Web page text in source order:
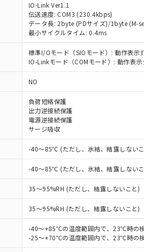
IO-Link Ver1.1
伝送速度: COM3 (230.4kbps)
データ長: 2byte (PDサイズ)/1byte (M-
最小サイクルタイム: 0.4ms
標準I/Oモード（SIOモード）: 動作表示灯(
IO-Linkモード（COMモード）: 動作表示
NO
負荷短絡保護
出力逆接続保護
電源逆接続保護
サージ吸収
-40～85℃ (ただし、氷結、結露しないこと)
-40～85℃ (ただし、氷結、結露しないこと)
35～95%RH (ただし、結露しないこと)
35～95%RH (ただし、結露しないこと)
-40～+85℃の温度範囲内で、23℃時の検
-25～+70℃の温度範囲内で、23℃時の検
条件
をお読みいただき、同意のうえ
ービスは、当社制御機器事業取扱
の当社在庫状況および標準価格
)を提供させていただくもので
制御機器事業取扱商品の中には、
ービスの対象外となる商品もある
み：EU RoHS指令（10物質）の
した製品が提供可能な商品で
EU RoHS指令（10物質）の非含
た製品に切り替える予定のある
し：EU RoHS指令（10物質）の
対応の商品で、対応品を出す予
せん。
中：EU RoHS指令（10物質）の
応状況を調査中または確認中の
ライセンス料など無形物で、有
と関係のない商品です。
事情により、非含有部品として
RoHS○×表
大均質材料含有率が中国RoHSの
であることを示します。
大均質材料含有率が中国RoHSの